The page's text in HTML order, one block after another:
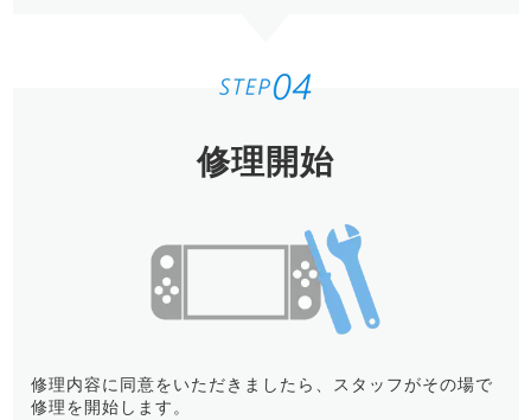
修理開始
修理内容に同意をいただきましたら、スタッフがその場で
修理を開始します。